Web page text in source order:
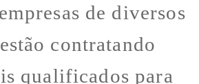
de diversos
contratando
qualificados para